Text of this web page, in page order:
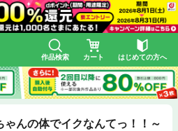
作品検索 カート はじめての方へ
んの体でイクなんてっ！！～